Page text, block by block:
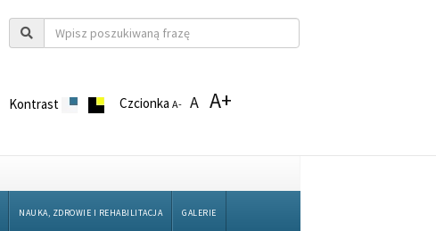
Kontrast CzcionkaA- A A+
NAUKA, ZDROWIE I REHABILITACJA GALERIE